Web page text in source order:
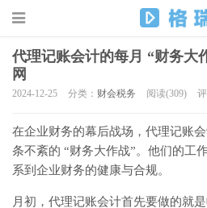
代理记账会计的每月 “财务大
网
2024-12-25 分类： 财会税务 阅读(309)
在企业财务的幕后战场，代理记账
条不紊的 “财务大作战”。他们的工
系到企业财务的健康与合规。
月初，代理记账会计首先要做的就